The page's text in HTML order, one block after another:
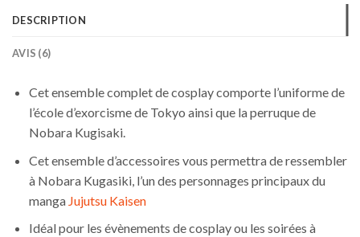
DESCRIPTION
AVIS (6)
Cet ensemble complet de cosplay comporte l’uniforme de
l’école d’exorcisme de Tokyo ainsi que la perruque de
Nobara Kugisaki.
Cet ensemble d’accessoires vous permettra de ressembler
à Nobara Kugasiki, l’un des personnages principaux du
manga Jujutsu Kaisen
Idéal pour les évènements de cosplay ou les soirées à